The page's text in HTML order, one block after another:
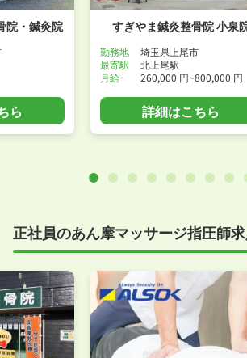
院・鍼灸院
ら
すぎやま鍼灸整骨院 小泉
勤務地
埼玉県上尾市
最寄駅
北上尾駅
月給
260,000 円~800,000 円
詳細はこちら
正社員のあん摩マッサージ指圧師